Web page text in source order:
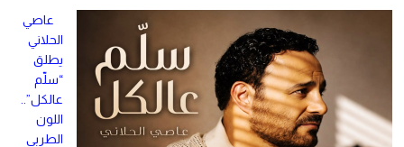
عاصي
الحلاني
يطلق
“سلّم
عالكل”..
اللون
الطربي